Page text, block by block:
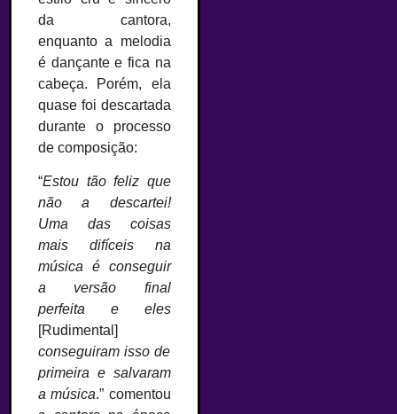
da cantora,
enquanto a melodia
é dançante e fica na
cabeça. Porém, ela
quase foi descartada
durante o processo
de composição:
“Estou tão feliz que
não a descartei!
Uma das coisas
mais difíceis na
música é conseguir
a versão final
perfeita e eles
[Rudimental]
conseguiram isso de
primeira e salvaram
a música.” comentou